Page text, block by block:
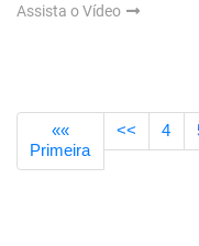
Assista o Vídeo
««
Primeira
<< 4